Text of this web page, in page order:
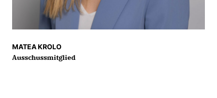
MATEA KROLO
Ausschussmitglied